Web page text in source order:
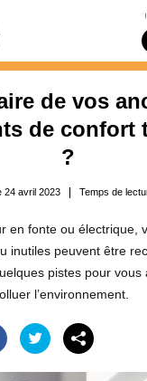
de vos
de confort
?
24 avril 2023 Temps de
en fonte ou électrique,
inutiles peuvent être
pistes pour vous
l’environnement.